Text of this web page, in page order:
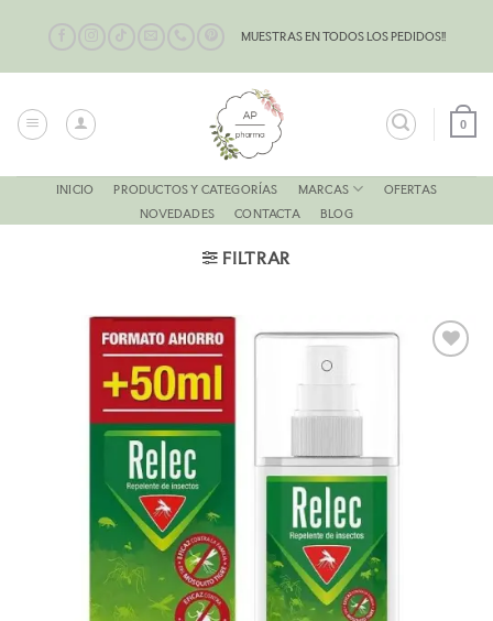
contenido
MUESTRAS EN TODOS LOS PEDIDOS!!
0
INICIO PRODUCTOS Y CATEGORÍAS MARCAS
OFERTAS
NOVEDADES
CONTACTA BLOG
FILTRAR
DESEOS